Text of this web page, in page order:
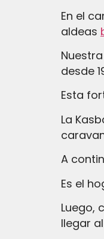
En el
aldeas
desde
Esta
La
A
Es el
Luego,
llegar